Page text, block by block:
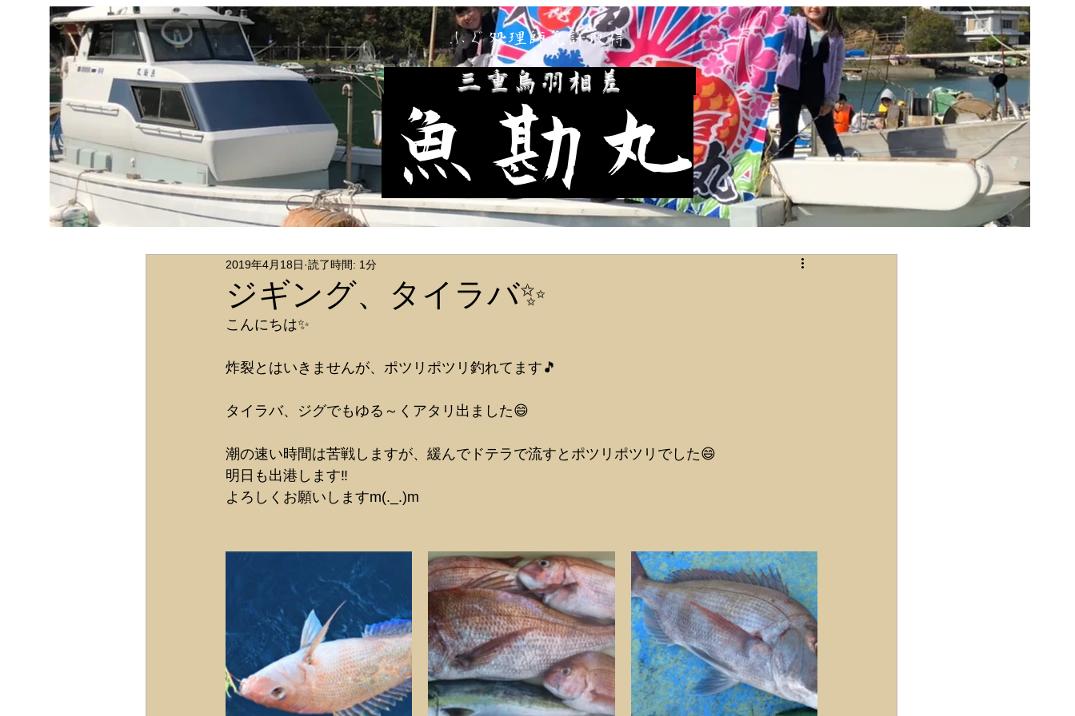
ふぐ処理師免許取得
​三重鳥羽相差
魚勘丸
ジギング、タイラバ✨
2019年4月18日 読了時間: 1分
こんにちは✨
炸裂とはいきませんが、ポツリポツリ釣れてます🎵
タイラバ、ジグでもゆる～くアタリ出ました😄
潮の速い時間は苦戦しますが、緩んでドテラで流すとポツリポツリでした😄
明日も出港します‼️
よろしくお願いしますm(._.)m